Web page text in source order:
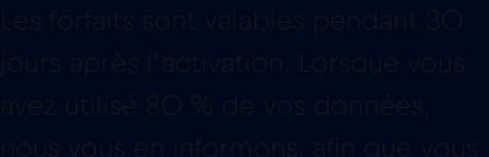
nous vous en informons, afin que vous
ne restiez pas sans données. Vous
recevrez une nouvelle notification
lorsque vos données seront